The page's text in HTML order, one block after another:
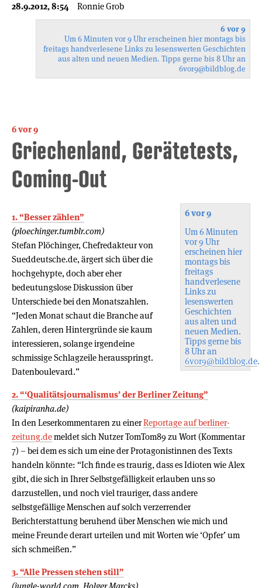
28.9.2012, 8:54 Ronnie Grob
6 vor 9
Um 6 Minuten vor 9 Uhr erscheinen hier montags bis
freitags handverlesene Links zu lesenswerten Geschichten
aus alten und neuen Medien. Tipps gerne bis 8 Uhr an
6vor9@bildblog.de
6 vor 9
Griechenland, Gerätetests,
Coming-Out
6 vor 9
Um 6 Minuten
vor 9 Uhr
erscheinen hier
montags bis
freitags
handverlesene
Links zu
lesenswerten
Geschichten
aus alten und
neuen Medien.
Tipps gerne bis
8 Uhr an
6vor9@bildblog.de.
1. “Besser zählen”
(ploechinger.tumblr.com)
Stefan Plöchinger, Chefredakteur von
Sueddeutsche.de, ärgert sich über die
hochgehypte, doch aber eher
bedeutungslose Diskussion über
Unterschiede bei den Monatszahlen.
“Jeden Monat schaut die Branche auf
Zahlen, deren Hintergründe sie kaum
interessieren, solange irgendeine
schmissige Schlagzeile herausspringt.
Datenboulevard.”
2. “‘Qualitätsjournalismus’ der Berliner Zeitung”
(kaipiranha.de)
In den Leserkommentaren zu einerReportage auf berliner-
zeitung.demeldet sich Nutzer TomTom89 zu Wort (Kommentar
7) – bei dem es sich um eine der Protagonistinnen des Texts
handeln könnte: “Ich finde es traurig, dass es Idioten wie Alex
gibt, die sich in Ihrer Selbstgefälligkeit erlauben uns so
darzustellen, und noch viel trauriger, dass andere
selbstgefällige Menschen auf solch verzerrender
Berichterstattung beruhend über Menschen wie mich und
meine Freunde derart urteilen und mit Worten wie ‘Opfer’ um
sich schmeißen.”
3. “Alle Pressen stehen still”